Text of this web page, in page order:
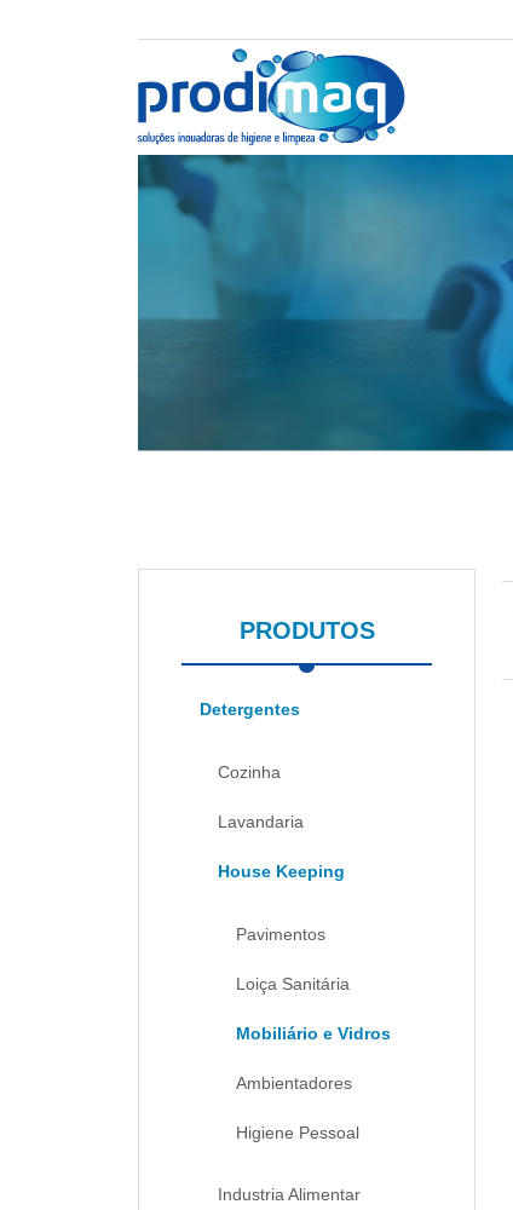
PRODUTOS
Detergentes
Cozinha
Lavandaria
House Keeping
Pavimentos
Loiça Sanitária
Mobiliário e Vidros
Ambientadores
Higiene Pessoal
Industria Alimentar